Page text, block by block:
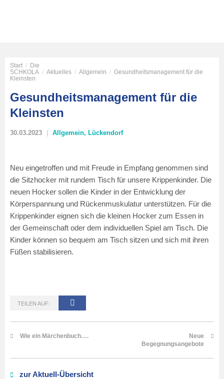
Start / Die
SCHKOLA / Aktuelles / Allgemein / Gesundheitsmanagement für die
Kleinsten
Gesundheitsmanagement für die
Kleinsten
30.03.2023 Allgemein, Lückendorf
Neu eingetroffen und mit Freude in Empfang genommen sind
die Sitzhocker mit rundem Tisch für unsere Krippenkinder. Die
neuen Hocker sollen die Kinder in der Entwicklung der
Körperspannung und Rückenmuskulatur unterstützen. Für die
Krippenkinder eignen sich die kleinen Hocker zum Essen in
der Gemeinschaft oder dem individuellen Spiel am Tisch. Die
Kinder können so bequem am Tisch sitzen und sich mit ihren
Füßen stabilisieren.
TEILEN AUF:
Wie ein Märchenbuch….
Neue
Begegnungsangebote
zur Aktuell-Übersicht